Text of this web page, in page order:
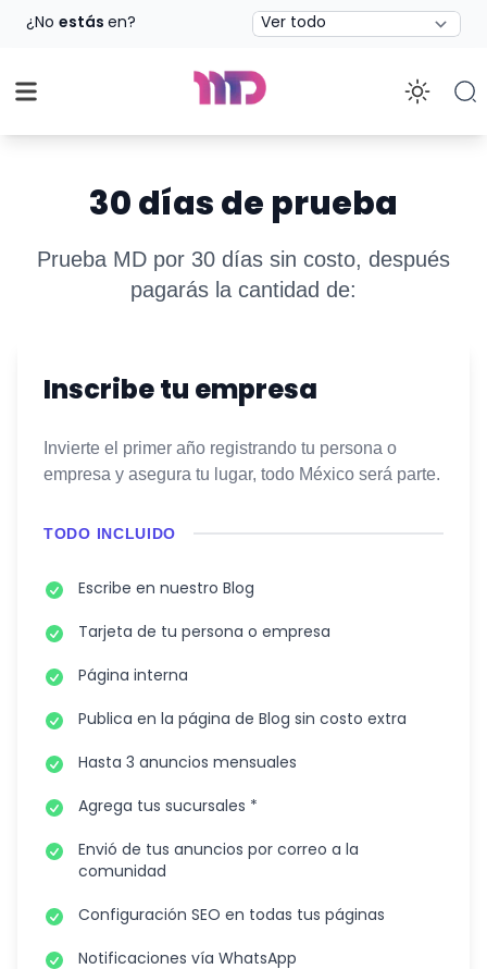
¿No estás en? Estado
30 días de prueba
Prueba MD por 30 días sin costo, después
pagarás la cantidad de:
Inscribe tu empresa
Invierte el primer año registrando tu persona o
empresa y asegura tu lugar, todo México será parte.
TODO INCLUIDO
Escribe en nuestro Blog
Tarjeta de tu persona o empresa
Página interna
Publica en la página de Blog sin costo extra
Hasta 3 anuncios mensuales
Agrega tus sucursales *
Envió de tus anuncios por correo a la
comunidad
Configuración SEO en todas tus páginas
Notificaciones vía WhatsApp